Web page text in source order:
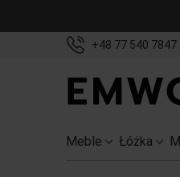
+48 77 540 7847
Meble Łóżka